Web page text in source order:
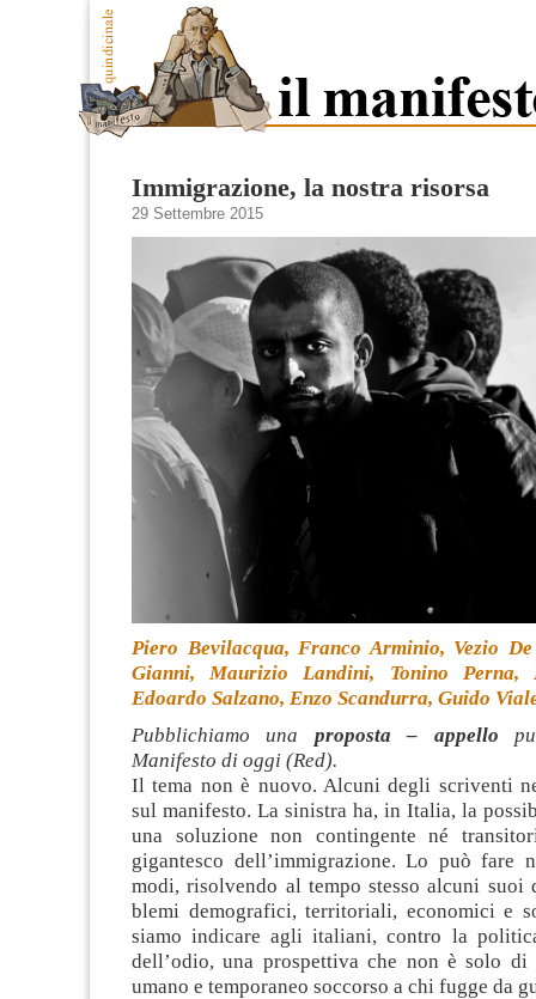
Immigrazione, la nostra risorsa
29 Settembre 2015
Piero Bevi­lac­qua, Franco Armi­nio, Vezio
Gianni, Mau­ri­zio Lan­dini, Tonino Perna,
Edoardo Sal­zano, Enzo Scan­durra, Guido
Pubblichiamo una proposta – appello
Manifesto di oggi (Red).
Il tema non è nuovo. Alcuni degli scri­venti
sul mani­fe­sto. La sini­stra ha, in Ita­lia, la
una solu­zione non con­tin­gente né
gigan­te­sco dell’immigrazione. Lo può fare
modi, risol­vendo al tempo stesso alcuni
blemi demo­gra­fici, ter­ri­to­riali, eco­no­mici e
siamo indi­care agli ita­liani, con­tro la
dell’odio, una pro­spet­tiva che non è solo
umano e tem­po­ra­neo soc­corso a chi fugge da